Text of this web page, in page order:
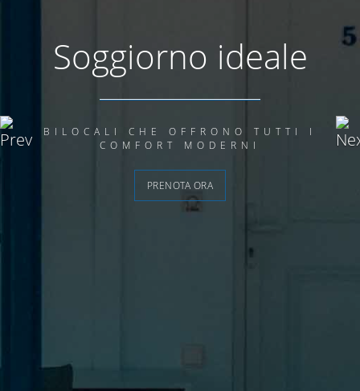
Visualizzazioni
illimitate
PRENOTA ORA